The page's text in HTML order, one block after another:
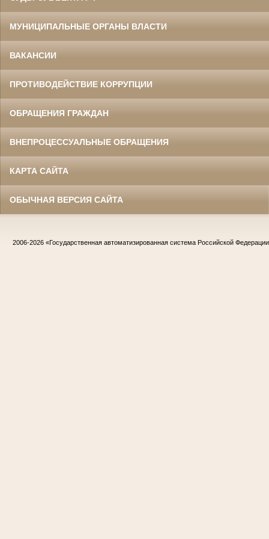
МУНИЦИПАЛЬНЫЕ ОРГАНЫ ВЛАСТИ
ВАКАНСИИ
ПРОТИВОДЕЙСТВИЕ КОРРУПЦИИ
ОБРАЩЕНИЯ ГРАЖДАН
ВНЕПРОЦЕССУАЛЬНЫЕ ОБРАЩЕНИЯ
КАРТА САЙТА
ОБЫЧНАЯ ВЕРСИЯ САЙТА
2006-2026 «Государственная автоматизированная система Российской